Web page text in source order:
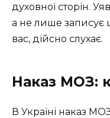
духовної сторін.
а не лише записує
вас, дійсно слухає.
Наказ МОЗ:
В Україні наказ